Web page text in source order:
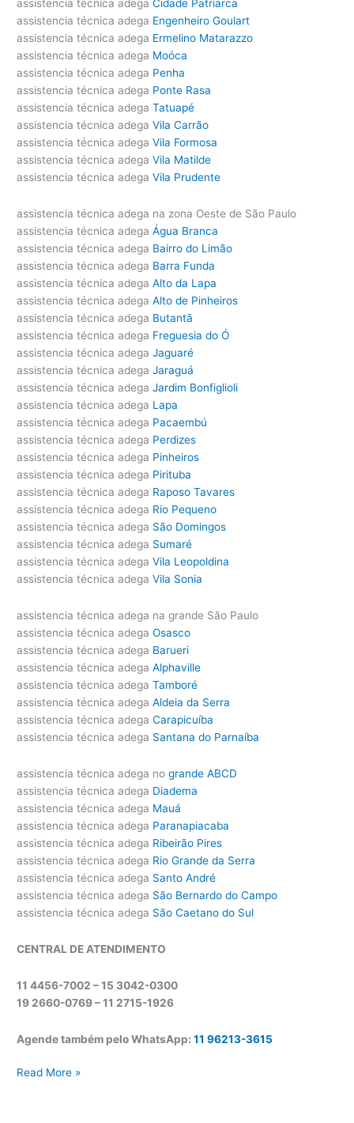
assistencia técnica adega Cidade Patriarca
assistencia técnica adega Engenheiro Goulart
assistencia técnica adega Ermelino Matarazzo
assistencia técnica adega Moóca
assistencia técnica adega Penha
assistencia técnica adega Ponte Rasa
assistencia técnica adega Tatuapé
assistencia técnica adega Vila Carrão
assistencia técnica adega Vila Formosa
assistencia técnica adega Vila Matilde
assistencia técnica adega Vila Prudente
assistencia técnica adega na zona Oeste de São Paulo
assistencia técnica adega Água Branca
assistencia técnica adega Bairro do Limão
assistencia técnica adega Barra Funda
assistencia técnica adega Alto da Lapa
assistencia técnica adega Alto de Pinheiros
assistencia técnica adega Butantã
assistencia técnica adega Freguesia do Ó
assistencia técnica adega Jaguaré
assistencia técnica adega Jaraguá
assistencia técnica adega Jardim Bonfiglioli
assistencia técnica adega Lapa
assistencia técnica adega Pacaembú
assistencia técnica adega Perdizes
assistencia técnica adega Pinheiros
assistencia técnica adega Pirituba
assistencia técnica adega Raposo Tavares
assistencia técnica adega Rio Pequeno
assistencia técnica adega São Domingos
assistencia técnica adega Sumaré
assistencia técnica adega Vila Leopoldina
assistencia técnica adega Vila Sonia
assistencia técnica adega na grande São Paulo
assistencia técnica adega Osasco
assistencia técnica adega Barueri
assistencia técnica adega Alphaville
assistencia técnica adega Tamboré
assistencia técnica adega Aldeia da Serra
assistencia técnica adega Carapicuíba
assistencia técnica adega Santana do Parnaíba
assistencia técnica adega nogrande ABCD
assistencia técnica adega Diadema
assistencia técnica adega Mauá
assistencia técnica adega Paranapiacaba
assistencia técnica adega Ribeirão Pires
assistencia técnica adega Rio Grande da Serra
assistencia técnica adega Santo André
assistencia técnica adega São Bernardo do Campo
assistencia técnica adega São Caetano do Sul
CENTRAL DE ATENDIMENTO
11 4456-7002 – 15 3042-0300
19 2660-0769 –11 2715-1926
Agende também pelo WhatsApp:11 96213-3615
A
Read More »